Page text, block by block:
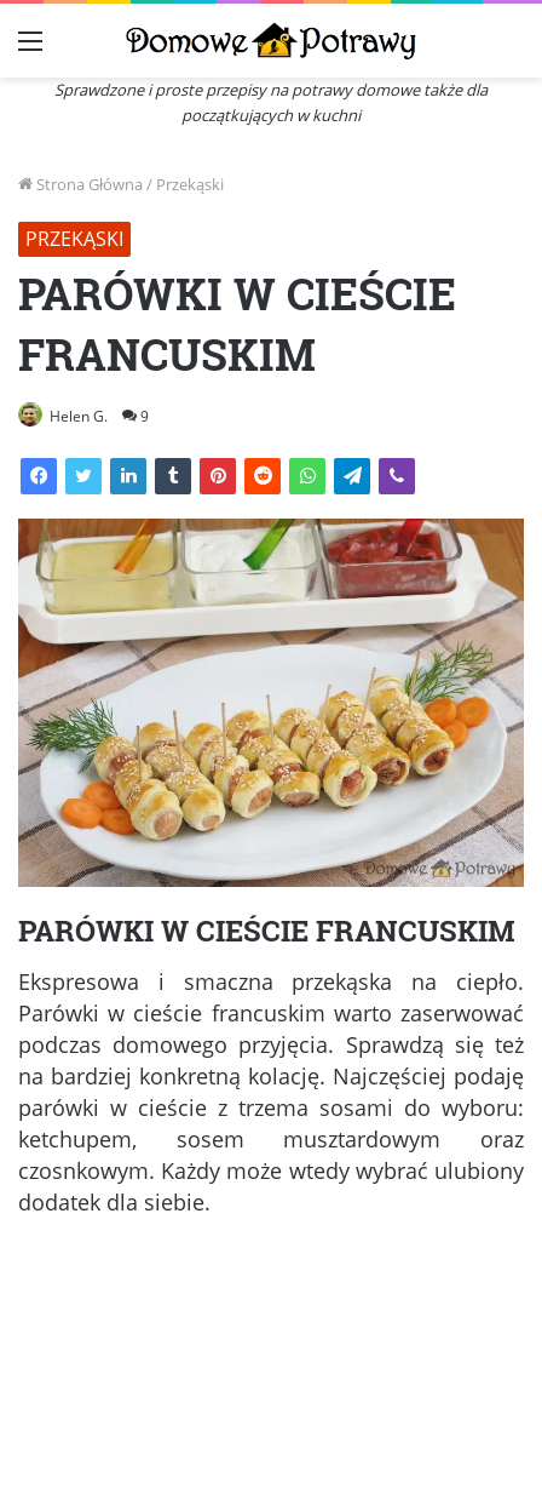
Menu
Sprawdzone i proste przepisy na potrawy domowe także dla
początkujących w kuchni
Strona Główna / Przekąski
PRZEKĄSKI
PARÓWKI W CIEŚCIE
FRANCUSKIM
Helen G. 9
PARÓWKI W CIEŚCIE FRANCUSKIM
Ekspresowa i smaczna przekąska na ciepło.
Parówki w cieście francuskim warto zaserwować
podczas domowego przyjęcia. Sprawdzą się też
na bardziej konkretną kolację. Najczęściej podaję
parówki w cieście z trzema sosami do wyboru:
ketchupem, sosem musztardowym oraz
czosnkowym. Każdy może wtedy wybrać ulubiony
dodatek dla siebie.